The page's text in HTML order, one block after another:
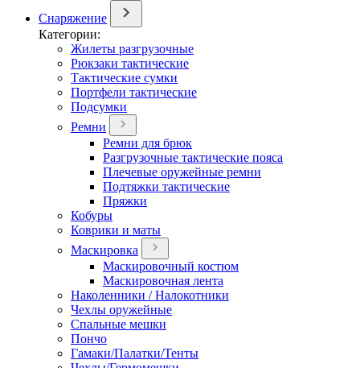
Снаряжение
Категории:
Жилеты разгрузочные
Рюкзаки тактические
Тактические сумки
Портфели тактические
Подсумки
Ремни
Ремни для брюк
Разгрузочные тактические пояса
Плечевые оружейные ремни
Подтяжки тактические
Пряжки
Кобуры
Коврики и маты
Маскировка
Маскировочный костюм
Маскировочная лента
Наколенники / Налокотники
Чехлы оружейные
Спальные мешки
Пончо
Гамаки/Палатки/Тенты